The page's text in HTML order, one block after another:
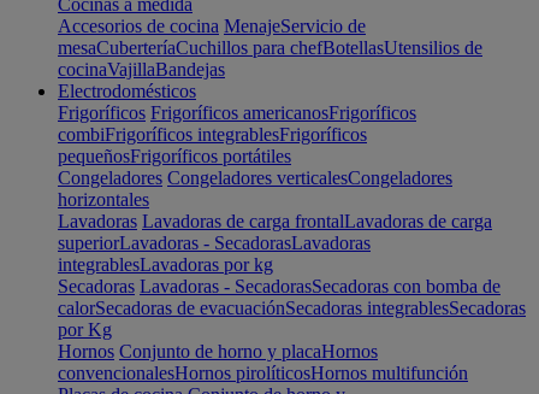
Cocinas a medida
Accesorios de cocina MenajeServicio de
mesaCuberteríaCuchillos para chefBotellasUtensilios de
cocinaVajillaBandejas
Electrodomésticos
Frigoríficos Frigoríficos americanosFrigoríficos
combiFrigoríficos integrablesFrigoríficos
pequeñosFrigoríficos portátiles
Congeladores Congeladores verticalesCongeladores
horizontales
Lavadoras Lavadoras de carga frontalLavadoras de carga
superiorLavadoras - SecadorasLavadoras
integrablesLavadoras por kg
Secadoras Lavadoras - SecadorasSecadoras con bomba de
calorSecadoras de evacuaciónSecadoras integrablesSecadoras
por Kg
Hornos Conjunto de horno y placaHornos
convencionalesHornos pirolíticosHornos multifunción